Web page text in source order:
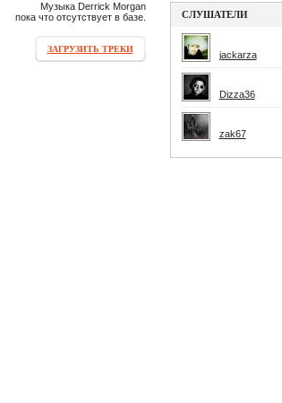
Музыка Derrick Morgan
пока что отсутствует в базе.
ЗАГРУЗИТЬ ТРЕКИ
СЛУШАТЕЛИ
jackarza
Dizza36
zak67